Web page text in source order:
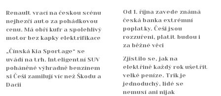
Renault vrací na českou scénu
nejhezčí auto za pohádkovou
cenu. Má obří kufr a spolehlivý
motor bez kapky elektrifikace
„Čínská Kia Sportage“ se
uvádí na trh. Inteligentní SUV
poháněné výhradně benzínem
si Češi zamilují víc než Škodu a
Dacii
Od 1. října zavede známá
česká banka extrémní
poplatky. Češi jsou
rozzuřeni, platit budou i
za běžné věci
Zjistilo se, jak na
elektřině každý rok ušetřit
velké peníze. Trik je
jednoduchý, lidé se
nemusí ani nijak